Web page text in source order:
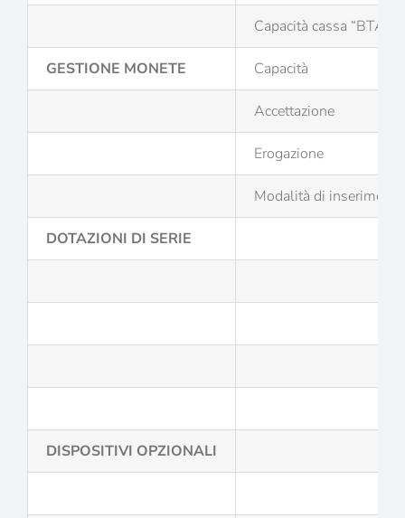
Capacità cassa “BTA”
GESTIONE MONETE Capacità
Accettazione
Erogazione
Modalità di inserimento
DOTAZIONI DI SERIE
DISPOSITIVI OPZIONALI